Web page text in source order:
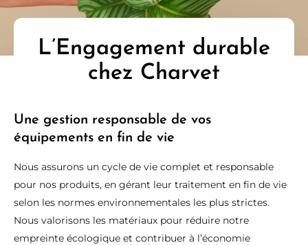
L’Engagement durable
chez Charvet
Une gestion responsable de vos
équipements en fin de vie
Nous assurons un cycle de vie complet et responsable
pour nos produits, en gérant leur traitement en fin de vie
selon les normes environnementales les plus strictes.
Nous valorisons les matériaux pour réduire notre
empreinte écologique et contribuer à l’économie